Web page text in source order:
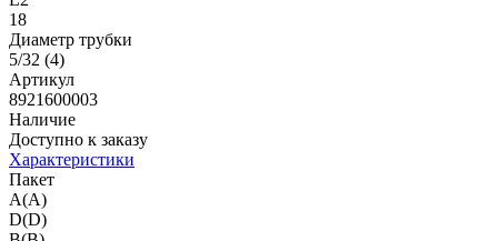
18
Диаметр трубки
5/32 (4)
Артикул
8921600003
Наличие
Доступно к заказу
Характеристики
Пакет
A(A)
D(D)